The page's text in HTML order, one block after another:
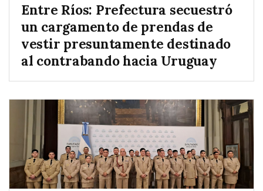
Entre Ríos: Prefectura secuestró
un cargamento de prendas de
vestir presuntamente destinado
al contrabando hacia Uruguay